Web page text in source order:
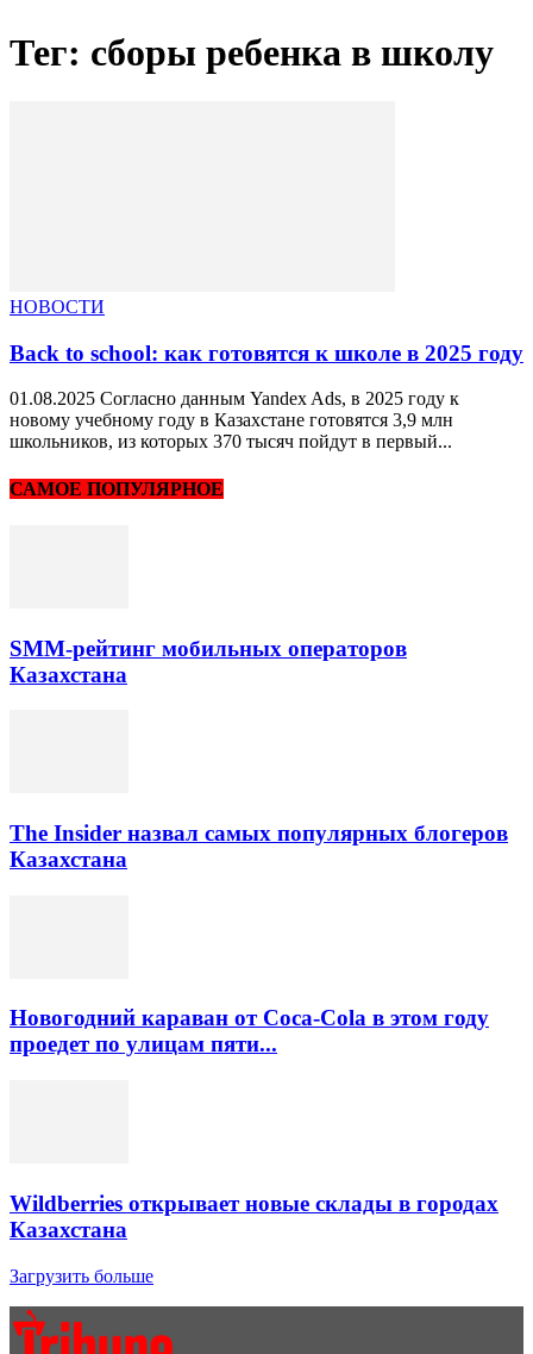
Тег: сборы ребенка в школу
НОВОСТИ
Back to school: как готовятся к школе в 2025 году
01.08.2025 Согласно данным Yandex Ads, в 2025 году к
новому учебному году в Казахстане готовятся 3,9 млн
школьников, из которых 370 тысяч пойдут в первый...
САМОЕ ПОПУЛЯРНОЕ
SMM-рейтинг мобильных операторов
Казахстана
The Insider назвал самых популярных блогеров
Казахстана
Новогодний караван от Coca-Cola в этом году
проедет по улицам пяти...
Wildberries открывает новые склады в городах
Казахстана
Загрузить больше